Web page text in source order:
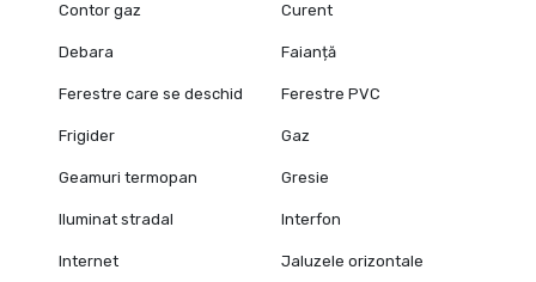
Contor gaz Curent
Debara Faianță
Ferestre care se deschid Ferestre PVC
Frigider Gaz
Geamuri termopan Gresie
Iluminat stradal Interfon
Internet Jaluzele orizontale